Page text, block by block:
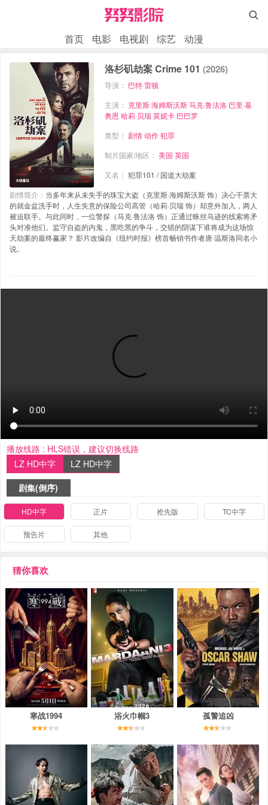

首页 电影 电视剧 综艺 动漫
洛杉矶劫案 Crime 101(2026)
导演： 巴特·雷顿
主演： 克里斯·海姆斯沃斯 马克·鲁法洛 巴里·基
奥恩 哈莉·贝瑞 莫妮卡·巴巴罗
类型： 剧情 动作 犯罪
制片国家/地区：美国 英国
又名：犯罪101 / 国道大劫案
剧情简介： 当多年来从未失手的珠宝大盗（克里斯·海姆斯沃斯 饰）决心干票大
的就金盆洗手时，人生失意的保险公司高管（哈莉·贝瑞 饰）却意外加入，两人
被迫联手。与此同时，一位警探（马克·鲁法洛 饰）正通过蛛丝马迹的线索将矛
头对准他们。监守自盗的内鬼，黑吃黑的争斗，交错的阴谋下谁将成为这场惊
天劫案的最终赢家？ 影片改编自《纽约时报》榜首畅销书作者唐·温斯洛同名小
说。
播放线路 : HLS错误，建议切换线路
LZ HD中字
LZ HD中字
剧集(倒序)
HD中字 正片 抢先版 TC中字
预告片 其他
猜你喜欢
寒战1994 浴火巾帼3 孤警追凶